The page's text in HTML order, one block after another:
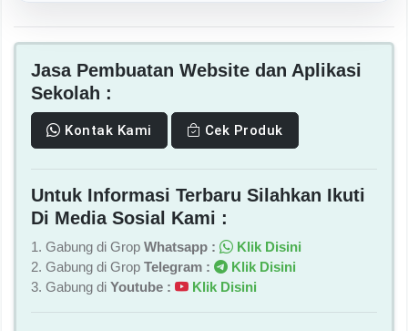
Jasa Pembuatan Website dan Aplikasi
Sekolah :
Kontak Kami Cek Produk
Untuk Informasi Terbaru Silahkan Ikuti
Di Media Sosial Kami :
1. Gabung di Grop Whatsapp :
Klik Disini
2. Gabung di Grop Telegram :
Klik Disini
3. Gabung di Youtube : Klik Disini